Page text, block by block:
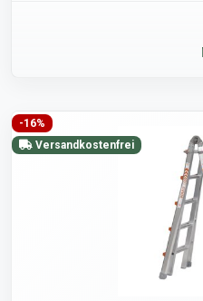
-16%
Versandkostenfrei